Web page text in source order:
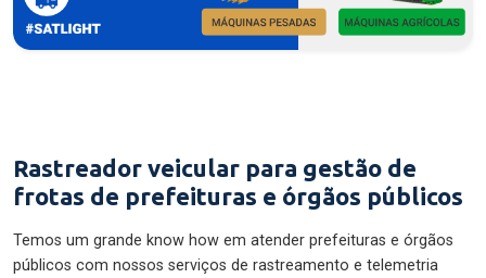
Rastreador veicular para gestão de
frotas de prefeituras e órgãos públicos
Temos um grande know how em atender prefeituras e órgãos
públicos com nossos serviços de rastreamento e telemetria